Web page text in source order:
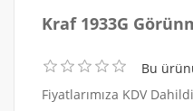
Kraf 1933G
Bu
Fiyatlarımıza KDV